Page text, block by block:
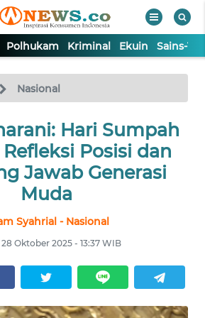
Polhukam Kriminal Ekuin Sains-
Nasional
Hari Sumpah
Posisi dan
Jawab Generasi
Muda
Syahrial - Nasional
28 Oktober 2025 - 13:37 WIB